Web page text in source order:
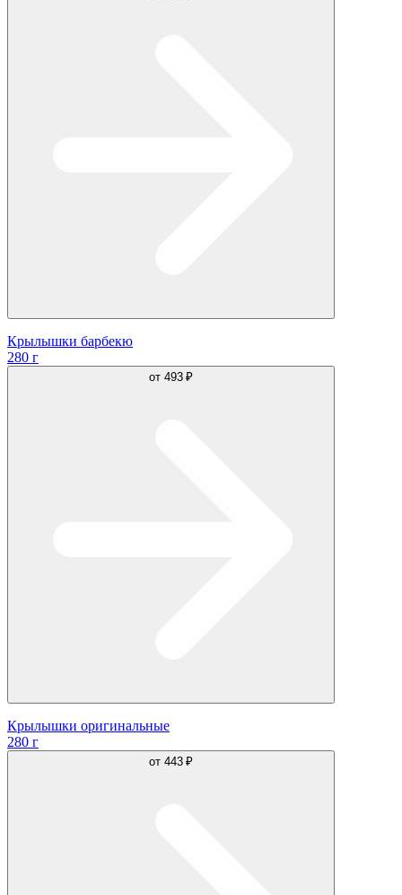
Крылышки барбекю
280 г
от 493 ₽
Крылышки оригинальные
280 г
от 443 ₽